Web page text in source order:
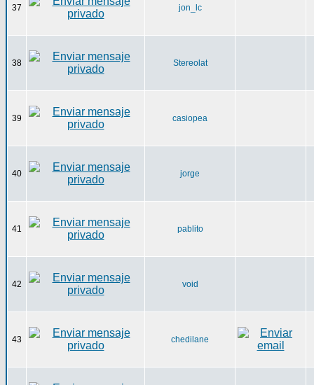
37 jon_lc
38 Stereolat
39 casiopea
40 jorge
41 pablito
42 void
43 chedilane